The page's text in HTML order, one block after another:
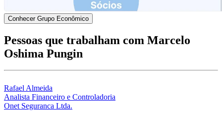
Conhecer Grupo Econômico
Pessoas que trabalham com Marcelo
Oshima Pungin
Rafael Almeida
Analista Financeiro e Controladoria
Onet Seguranca Ltda.